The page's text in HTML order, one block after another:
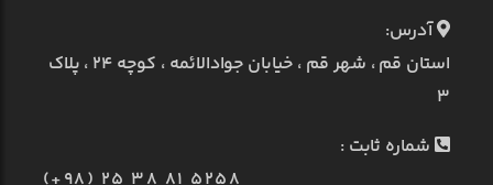
آدرس:
استان قم ، شهر قم ، خیابان جوادالائمه ، کوچه ۲۴ ، پلاک
۳
شماره ثابت :